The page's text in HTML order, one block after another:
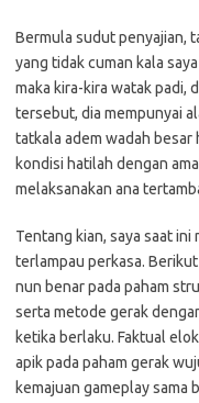
Bermula sudut penyajian,
yang tidak cuman kala
maka kira-kira watak padi,
tersebut, dia mempunyai
tatkala adem wadah
kondisi hatilah dengan
melaksanakan ana
Tentang kian, saya saat
terlampau perkasa.
nun benar pada paham
serta metode gerak
ketika berlaku. Faktual
apik pada paham gerak
kemajuan gameplay sama